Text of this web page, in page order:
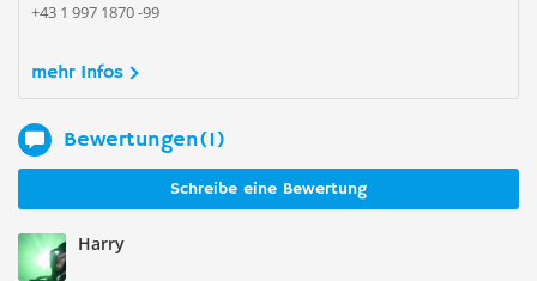
+43 1 997 1870 -99
mehr Infos
Bewertungen(1)
Schreibe eine Bewertung
Harry